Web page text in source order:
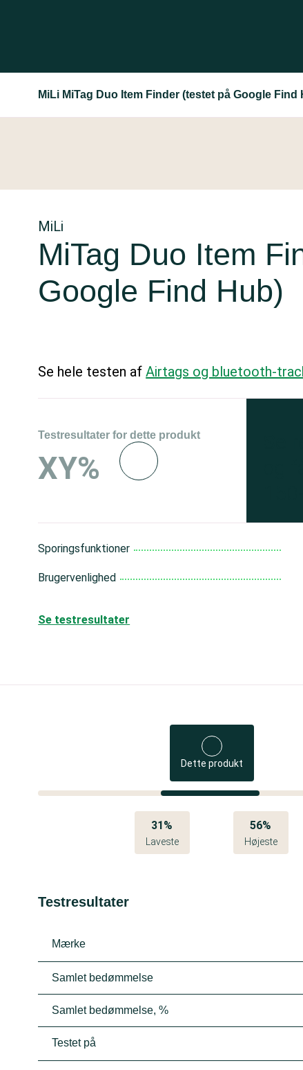
MiLi MiTag Duo Item Finder (testet på Google Find
MiLi
MiTag Duo Item
Google Find Hub)
Se hele testen afAirtags og bluetooth-
Testresultater for dette produkt
XY%
Sporingsfunktioner
Brugervenlighed
Se testresultater
Dette produkt
31%
Laveste
56%
Højeste
Testresultater
Mærke
Samlet bedømmelse
Samlet bedømmelse, %
Testet på